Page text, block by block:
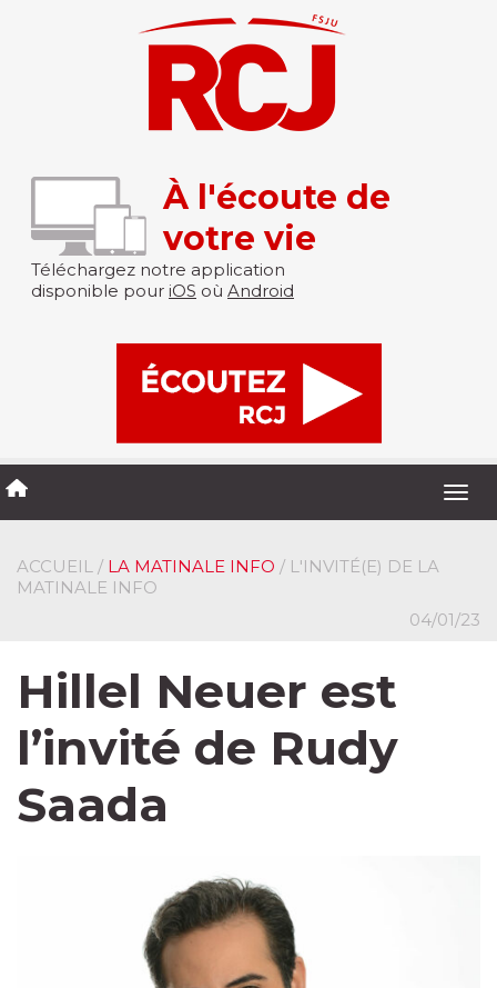
À l'écoute de
votre vie
Téléchargez notre application
disponible pour iOS où Android
ACCUEIL / LA MATINALE INFO / L'INVITÉ(E) DE LA
MATINALE INFO
04/01/23
Hillel Neuer est
l’invité de Rudy
Saada